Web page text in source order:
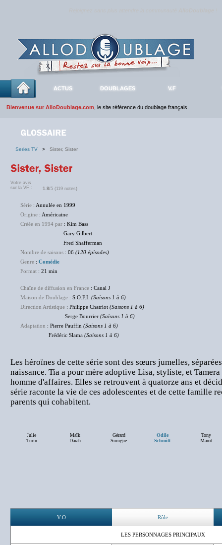
ACTUS DOUBLAGES V.F
Bienvenue sur AlloDoublage.com , le site référence du doublage français.
Series TV > Sister, Sister
Votre avis
sur la VF :
1.8/5 (119 notes)
Série : Annulée en 1999
Origine : Américaine
Créée en 1994 par : Kim Bass
Gary Gilbert
Fred Shafferman
Nombre de saisons : 06 (120 épisodes)
Genre : Comédie
Format : 21 min
Chaîne de diffusion en France : Canal J
Maison de Doublage : S.O.F.I. (Saisons 1 à 6)
Direction Artistique : Philippe Chatriot (Saisons 1 à 6)
Serge Bourrier (Saisons 1 à 6)
Adaptation : Pierre Pauffin (Saisons 1 à 6)
Frédéric Slama (Saisons 1 à 6)
Les héroïnes de cette série sont des sœurs jumelles,
naissance. Tia a pour mère adoptive Lisa, styliste, et Tamera
homme d'affaires. Elles se retrouvent à quatorze ans et
série raconte la vie de ces adolescentes et de cette famille
parents qui cohabitent.
Julie
Turin
Maïk
Darah
Gérard
Surugue
Odile
Schmitt
Tony
Marot
V.O Rôle
LES PERSONNAGES PRINCIPAUX